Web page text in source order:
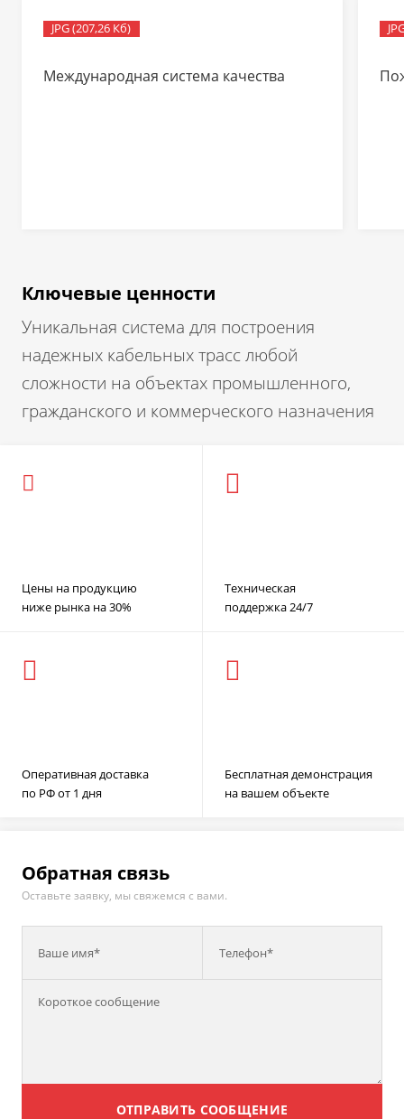
JPG (207,26 Кб)
Международная система качества
Ключевые ценности
Уникальная система для построения
надежных кабельных трасс любой
сложности на объектах промышленного,
гражданского и коммерческого назначения
Цены на продукцию
ниже рынка на 30%
Техническая
поддержка 24/7
Оперативная доставка
по РФ от 1 дня
Бесплатная демонстрация
на вашем объекте
Обратная связь
Оставьте заявку, мы свяжемся с вами.
Ваше имя* Телефон*
ОТПРАВИТЬ СООБЩЕНИЕ